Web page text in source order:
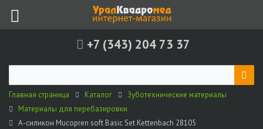
+7 (343) 204 73 37
Главная страница Каталог
Зуботехнические материалы
Материалы для перебазировки
А-силикон Mucopren soft Basic Set Kettenbach 28105